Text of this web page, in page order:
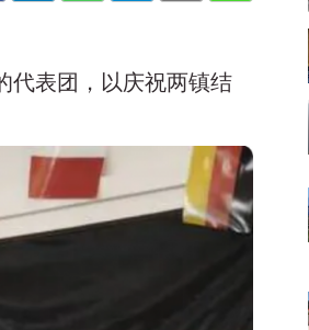
表团，以庆祝两镇结